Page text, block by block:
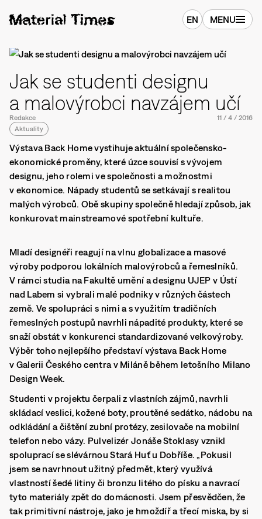
EN MENU
Jak se studenti designu
a malovýrobci navzájem učí
Redakce 11 / 4 / 2016
Aktuality
Výstava Back Home vystihuje aktuální společensko-
ekonomické proměny, které úzce souvisí s vývojem
designu, jeho rolemi ve společnosti a možnostmi
v ekonomice. Nápady studentů se setkávají s realitou
malých výrobců. Obě skupiny společně hledají způsob, jak
konkurovat mainstreamové spotřební kultuře.
Mladí designéři reagují na vlnu globalizace a masové
výroby podporou lokálních malovýrobců a řemeslníků.
V rámci studia na Fakultě umění a designu UJEP v Ústí
nad Labem si vybrali malé podniky v různých částech
země. Ve spolupráci s nimi a s využitím tradičních
řemeslných postupů navrhli nápadité produkty, které se
snaží obstát v konkurenci standardizované velkovýroby.
Výběr toho nejlepšího představí výstava Back Home
v Galerii Českého centra v Miláně během letošního Milano
Design Week.
Studenti v projektu čerpali z vlastních zájmů, navrhli
skládací veslici, kožené boty, proutěné sedátko, nádobu na
odkládání a čištění zubní protézy, zesilovače na mobilní
telefon nebo vázy. Pulvelizér Jonáše Stoklasy vznikl
spoluprací se slévárnou Stará Huť u Dobříše. „Pokusil
jsem se navrhnout užitný předmět, který využívá
vlastností šedé litiny či bronzu litého do písku a navrací
tyto materiály zpět do domácnosti. Jsem přesvědčen, že
tak primitivní nástroje, jako je hmoždíř a třecí miska, by si